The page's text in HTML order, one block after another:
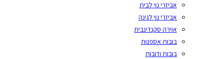
אביזרי נוי לבית
אביזרי נוי לגינה
אוירה סקנדינבית
בובות אספנות
בובות ודובות